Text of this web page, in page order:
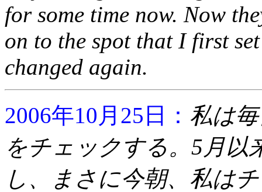
for some time now. Now
on to the spot that I first
changed again.
2006年10月25日： 私は
をチェックする。5月以
し、まさに今朝、私は